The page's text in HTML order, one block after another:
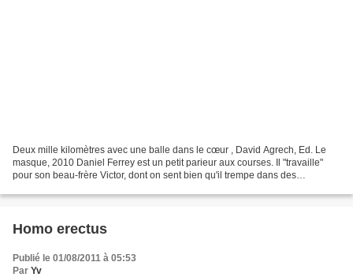
Deux mille kilomètres avec une balle dans le cœur , David Agrech, Ed. Le
masque, 2010 Daniel Ferrey est un petit parieur aux courses. Il "travaille"
pour son beau-frère Victor, dont on sent bien qu'il trempe dans des
Homo erectus
Publié le 01/08/2011 à 05:53
Par Yv